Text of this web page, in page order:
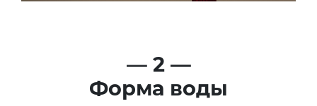
—2 —
Форма воды